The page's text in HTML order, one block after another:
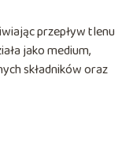
przepływ tlenu
jako medium,
składników oraz